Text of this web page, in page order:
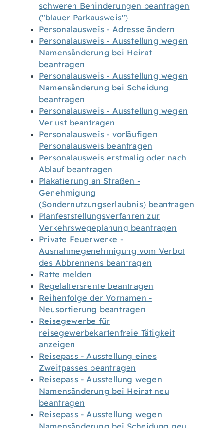
schweren Behinderungen beantragen
("blauer Parkausweis")
Personalausweis - Adresse ändern
Personalausweis - Ausstellung wegen
Namensänderung bei Heirat
beantragen
Personalausweis - Ausstellung wegen
Namensänderung bei Scheidung
beantragen
Personalausweis - Ausstellung wegen
Verlust beantragen
Personalausweis - vorläufigen
Personalausweis beantragen
Personalausweis erstmalig oder nach
Ablauf beantragen
Plakatierung an Straßen -
Genehmigung
(Sondernutzungserlaubnis) beantragen
Planfeststellungsverfahren zur
Verkehrswegeplanung beantragen
Private Feuerwerke -
Ausnahmegenehmigung vom Verbot
des Abbrennens beantragen
Ratte melden
Regelaltersrente beantragen
Reihenfolge der Vornamen -
Neusortierung beantragen
Reisegewerbe für
reisegewerbekartenfreie Tätigkeit
anzeigen
Reisepass - Ausstellung eines
Zweitpasses beantragen
Reisepass - Ausstellung wegen
Namensänderung bei Heirat neu
beantragen
Reisepass - Ausstellung wegen